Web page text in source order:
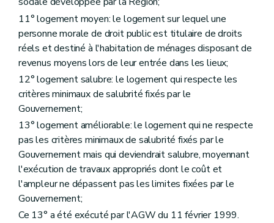
Art. 70
Art. 71
Sous-section 2 Des conditions d'octroi et du calcul des aides
Art. 72
Art. 73
Art. 74
Art. 75
Sous-section 3 De la procédure
Art. 76
Art. 77
Art. 78
Chapitre V Dispositions spécifiques relatives aux zones d'initiative privilégiée
Art. 79
Chapitre VI De la lutte contre l'inoccupation des logements
Section première De la phase amiable
Art. 80
Art. 81
Art. 82
Section 2 De la procédure judiciaire
11° logement moyen: le logement sur lequel une
personne morale de droit public est titulaire de droits
réels et destiné à l'habitation de ménages disposant de
revenus moyens lors de leur entrée dans les lieux;
12° logement salubre: le logement qui respecte les
critères minimaux de salubrité fixés par le
Gouvernement;
13° logement améliorable: le logement qui ne respecte
pas les critères minimaux de salubrité fixés par le
Gouvernement mais qui deviendrait salubre, moyennant
l'exécution de travaux appropriés dont le coût et
l'ampleur ne dépassent pas les limites fixées par le
Gouvernement;
Ce 13° a été exécuté par l'AGW du 11 février 1999.